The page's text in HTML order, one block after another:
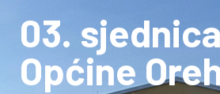
03.
Općine